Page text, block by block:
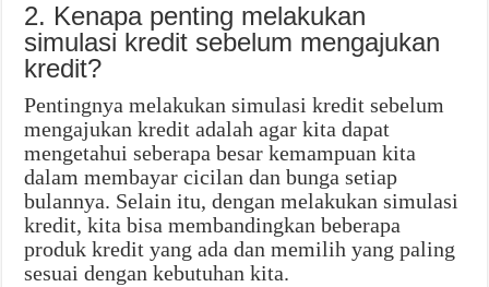
2. Kenapa penting melakukan
simulasi kredit sebelum mengajukan
kredit?
Pentingnya melakukan simulasi kredit sebelum
mengajukan kredit adalah agar kita dapat
mengetahui seberapa besar kemampuan kita
dalam membayar cicilan dan bunga setiap
bulannya. Selain itu, dengan melakukan simulasi
kredit, kita bisa membandingkan beberapa
produk kredit yang ada dan memilih yang paling
sesuai dengan kebutuhan kita.